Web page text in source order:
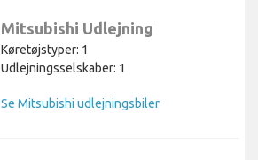
Mitsubishi Udlejning
Køretøjstyper: 1
Udlejningsselskaber: 1
Se Mitsubishi udlejningsbiler